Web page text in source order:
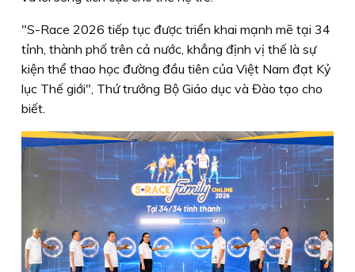
"S-Race 2026 tiếp tục được triển khai mạnh mẽ tại 34
tỉnh, thành phố trên cả nước, khẳng định vị thế là sự
kiện thể thao học đường đầu tiên của Việt Nam đạt Kỷ
lục Thế giới", Thứ trưởng Bộ Giáo dục và Đào tạo cho
biết.